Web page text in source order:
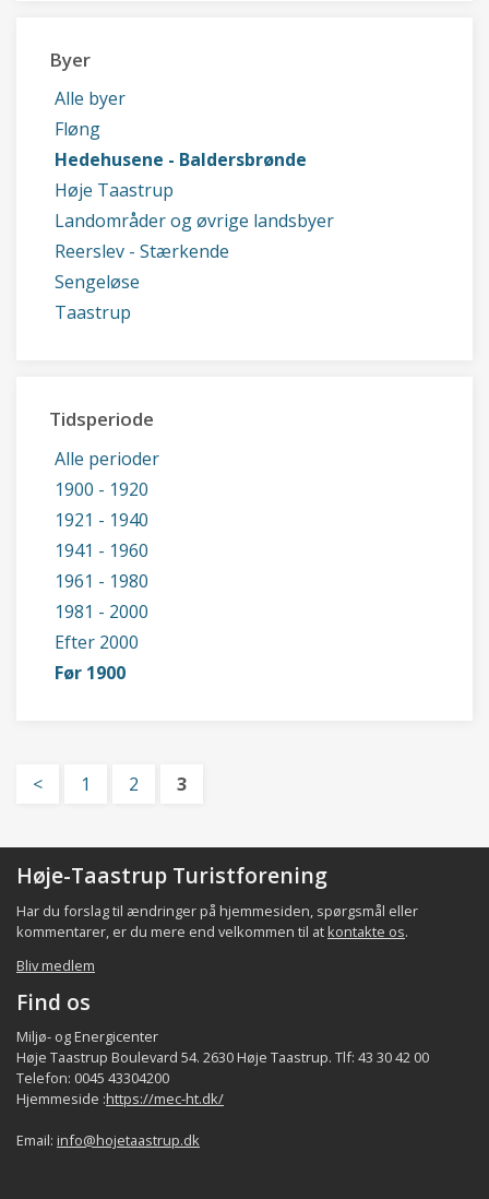
Byer
Alle byer
Fløng
Hedehusene - Baldersbrønde
Høje Taastrup
Landområder og øvrige landsbyer
Reerslev - Stærkende
Sengeløse
Taastrup
Tidsperiode
Alle perioder
1900 - 1920
1921 - 1940
1941 - 1960
1961 - 1980
1981 - 2000
Efter 2000
Før 1900
< 1 2 3
Høje-Taastrup Turistforening
Har du forslag til ændringer på hjemmesiden, spørgsmål eller
kommentarer, er du mere end velkommen til at kontakte os.
Bliv medlem
Find os
Miljø- og Energicenter
Høje Taastrup Boulevard 54. 2630 Høje Taastrup. Tlf: 43 30 42 00
Telefon: 0045 43304200
Hjemmeside :https://mec-ht.dk/
Email: info@hojetaastrup.dk